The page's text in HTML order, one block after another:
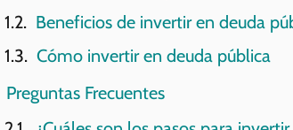
Beneficios de invertir en deuda
Cómo invertir en deuda pública
Preguntas Frecuentes